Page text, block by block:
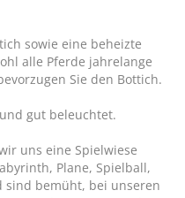
sowie eine beheizte
alle Pferde jahrelange
Sie den Bottich.
gut beleuchtet.
uns eine Spielwiese
Plane, Spielball,
sind bemüht, bei unseren